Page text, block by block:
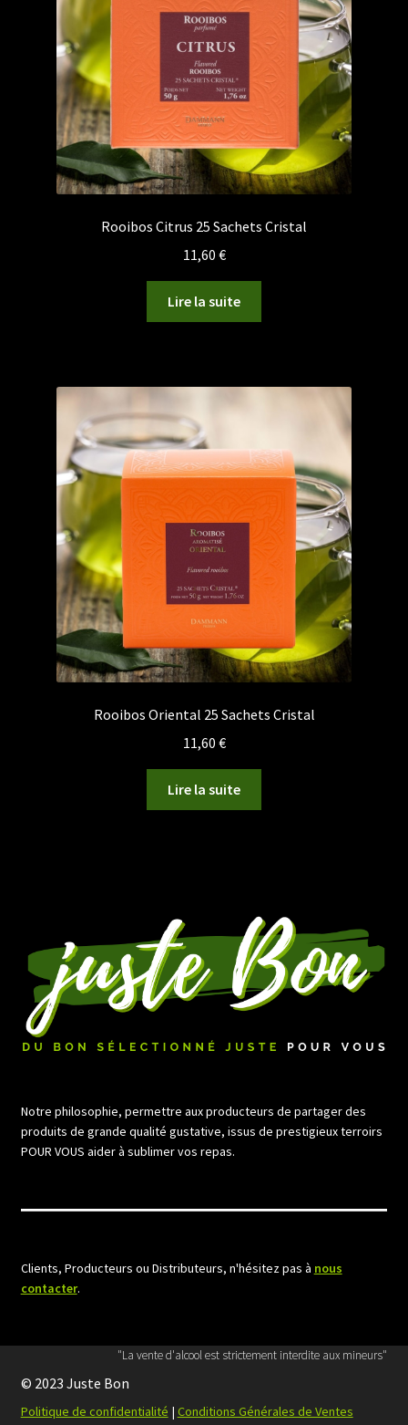
Rooibos Citrus 25 Sachets Cristal
11,60 €
Lire la suite
Rooibos Oriental 25 Sachets Cristal
11,60 €
Lire la suite
Notre philosophie, permettre aux producteurs de partager des
produits de grande qualité gustative, issus de prestigieux terroirs
POUR VOUS aider à sublimer vos repas.
Clients, Producteurs ou Distributeurs, n'hésitez pas à nous
contacter.
"La vente d'alcool est strictement interdite aux mineurs"
© 2023 Juste Bon
Politique de confidentialité | Conditions Générales de Ventes